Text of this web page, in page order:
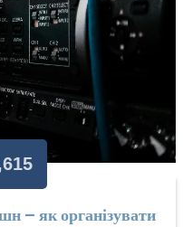
– як організувати